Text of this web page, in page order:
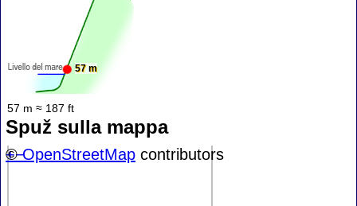
57 m
57 m ≈ 187 ft
Spuž sulla mappa
+−
©OpenStreetMap contributors